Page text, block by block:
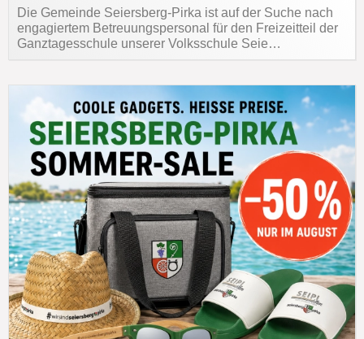
Die Gemeinde Seiersberg-Pirka ist auf der Suche nach
engagiertem Betreuungspersonal für den Freizeitteil der
Ganztagesschule unserer Volksschule Seie…